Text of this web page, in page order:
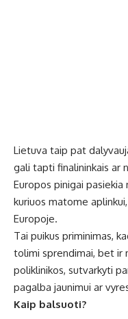
Lietuva taip pat
gali tapti finalininkais ar
Europos pinigai
kuriuos matome
Europoje.
Tai puikus priminimas,
tolimi sprendimai, bet ir
poliklinikos, sutvarkyti
pagalba jaunimui ar
Kaip balsuoti?